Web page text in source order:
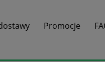
Promocje